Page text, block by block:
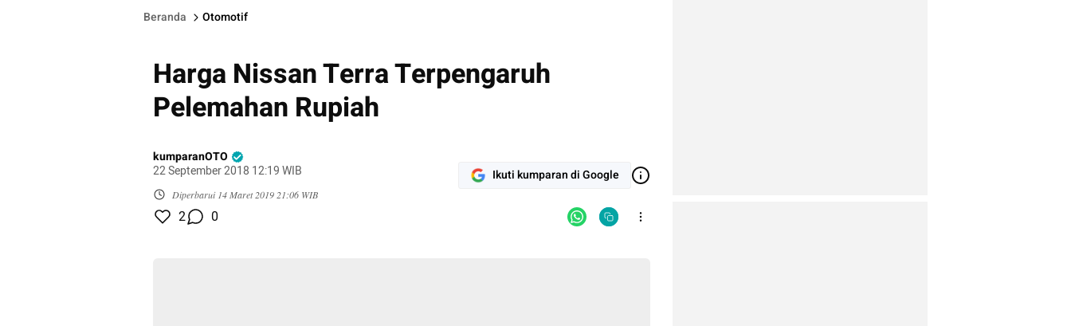
Beranda Otomotif
Harga Nissan Terra Terpengaruh
Pelemahan Rupiah
kumparanOTO
22 September 2018 12:19 WIB
Diperbarui 14 Maret 2019 21:06 WIB
Ikuti kumparan di Google
2 0